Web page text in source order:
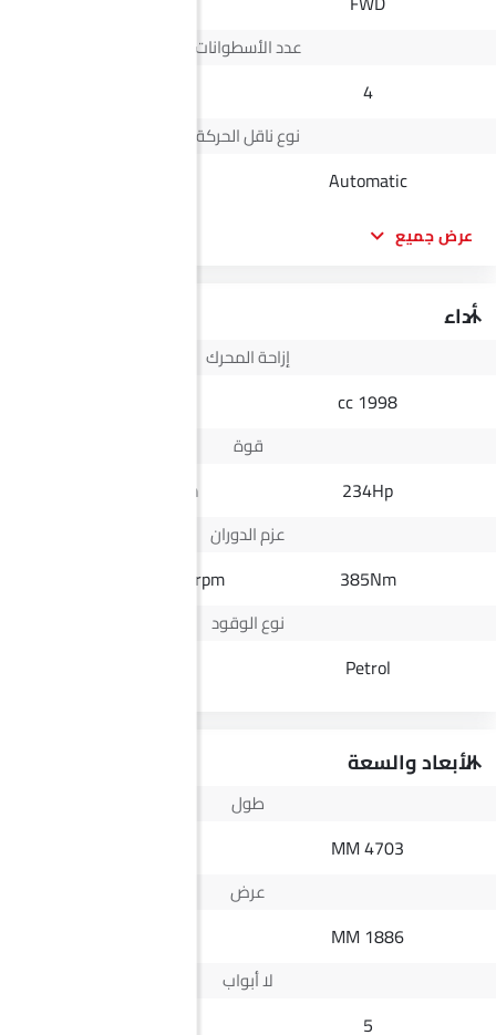
عدد الأسطوانات
4
نوع ناقل الحركة
Automatic
عرض جميع
أداء
إزاحة المحرك
1998 cc
قوة
234Hp
164Hp@3400rpm
عزم الدوران
385Nm
430Nm@1600-2200rpm
نوع الوقود
Petrol
الأبعاد والسعة
طول
4703 MM
عرض
1886 MM
لا أبواب
5